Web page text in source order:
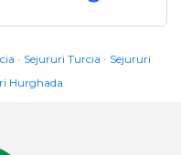
Sejururi Turcia
Sejururi
Hurghada